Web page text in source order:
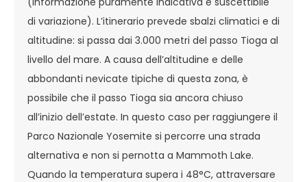
di variazione). L’itinerario prevede sbalzi climatici e di
altitudine: si passa dai 3.000 metri del passo Tioga al
livello del mare. A causa dell’altitudine e delle
abbondanti nevicate tipiche di questa zona, è
possibile che il passo Tioga sia ancora chiuso
all’inizio dell’estate. In questo caso per raggiungere il
Parco Nazionale Yosemite si percorre una strada
alternativa e non si pernotta a Mammoth Lake.
Quando la temperatura supera i 48°C, attraversare